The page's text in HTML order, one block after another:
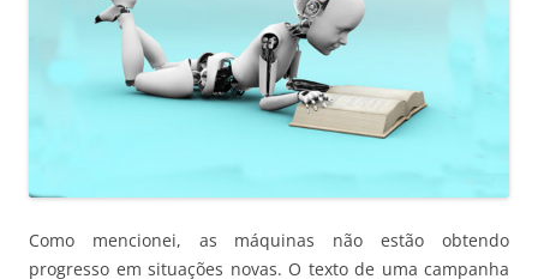
Como mencionei, as máquinas não estão obtendo
progresso em situações novas. O texto de uma campanha